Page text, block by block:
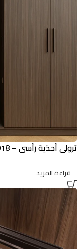
ترولي أحذية رأسي – AL8018
قراءة المزيد